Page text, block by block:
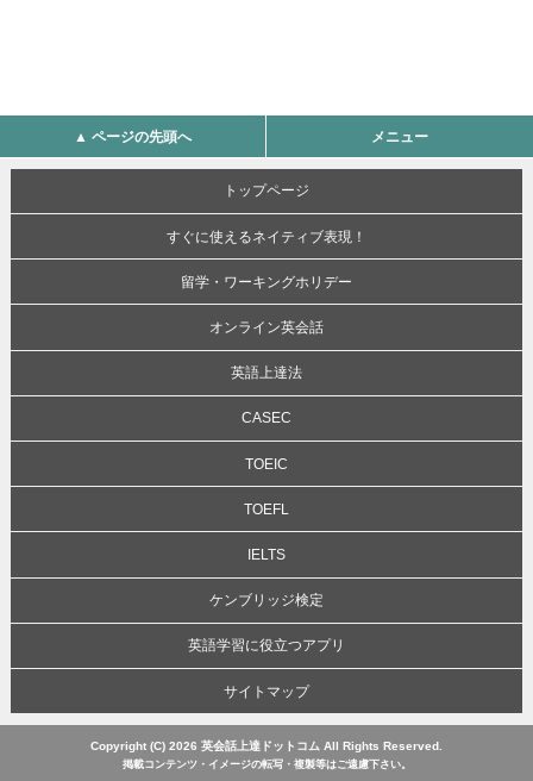
▲ ページの先頭へ メニュー
トップページ
すぐに使えるネイティブ表現！
留学・ワーキングホリデー
オンライン英会話
英語上達法
CASEC
TOEIC
TOEFL
IELTS
ケンブリッジ検定
英語学習に役立つアプリ
サイトマップ
Copyright (C) 2026 英会話上達ドットコム All Rights Reserved.
掲載コンテンツ・イメージの転写・複製等はご遠慮下さい。